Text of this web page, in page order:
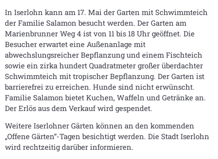
In Iserlohn kann am 17. Mai der Garten mit Schwimmteich
der Familie Salamon besucht werden. Der Garten am
Marienbrunner Weg 4 ist von 11 bis 18 Uhr geöffnet. Die
Besucher erwartet eine Außenanlage mit
abwechslungsreicher Bepflanzung und einem Fischteich
sowie ein zirka hundert Quadratmeter großer überdachter
Schwimmteich mit tropischer Bepflanzung. Der Garten ist
barrierefrei zu erreichen. Hunde sind nicht erwünscht.
Familie Salamon bietet Kuchen, Waffeln und Getränke an.
Der Erlös aus dem Verkauf wird gespendet.
Weitere Iserlohner Gärten können an den kommenden
„Offene Gärten“-Tagen besichtigt werden. Die Stadt Iserlohn
wird rechtzeitig darüber informieren.